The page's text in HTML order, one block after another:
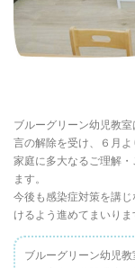
ブルーグリーン幼児教
言の解除を受け、６月
家庭に多大なるご理解
ます。
今後も感染症対策を講
けるよう進めてまいりま
ブルーグリーン幼児